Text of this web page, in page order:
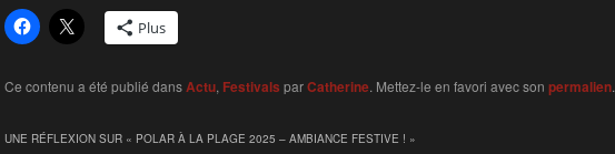
Plus
Ce contenu a été publié dansActu, Festivals parCatherine. Mettez-le en favori avec son permalien.
UNE RÉFLEXION SUR « POLAR À LA PLAGE 2025 – AMBIANCE FESTIVE ! »